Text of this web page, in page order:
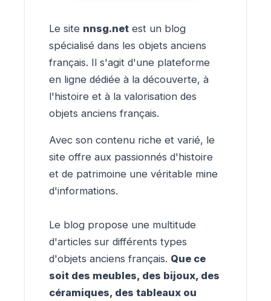
Le site nnsg.net est un blog
spécialisé dans les objets anciens
français. Il s'agit d'une plateforme
en ligne dédiée à la découverte, à
l'histoire et à la valorisation des
objets anciens français.
Avec son contenu riche et varié, le
site offre aux passionnés d'histoire
et de patrimoine une véritable mine
d'informations.
Le blog propose une multitude
d'articles sur différents types
d'objets anciens français. Que ce
soit des meubles, des bijoux, des
céramiques, des tableaux ou